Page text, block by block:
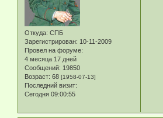
Откуда: СПБ
Зарегистрирован: 10-11-2009
Провел на форуме:
4 месяца 17 дней
Сообщений: 19850
Возраст: 68 [1958-07-13]
Последний визит:
Сегодня 09:00:55